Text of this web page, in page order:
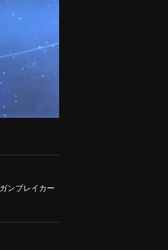
ガンブレイカー